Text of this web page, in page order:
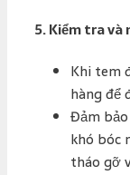
5.Kiểm tra và
Khi tem
hàng để
Đảm
khó bóc
tháo gỡ